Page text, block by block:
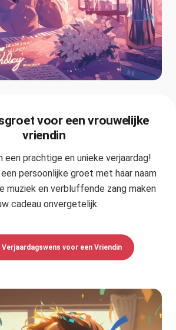
voor een vrouwelijke
vriendin
een prachtige en unieke verjaardag!
persoonlijke groet met haar naam
muziek en verbluffende zang maken
cadeau onvergetelijk.
Verjaardagswens voor een Vriendin